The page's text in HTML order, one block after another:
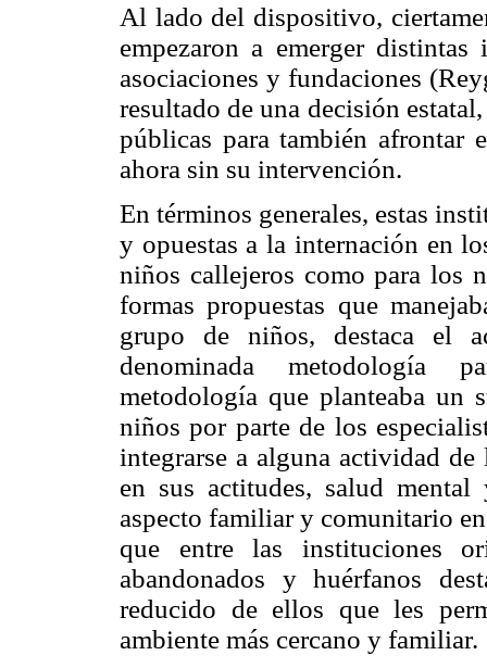
Al lado del dispositivo,
empezaron a emerger
asociaciones y fundaciones
resultado de una decisión
públicas para también afrontar
ahora sin su intervención.
En términos generales, estas
y opuestas a la internación en
niños callejeros como para los
formas propuestas que
grupo de niños, destaca el
denominada metodología
metodología que planteaba un
niños por parte de los
integrarse a alguna actividad
en sus actitudes, salud
aspecto familiar y comunitario
que entre las instituciones
abandonados y huérfanos
reducido de ellos que les
ambiente más cercano y familiar.